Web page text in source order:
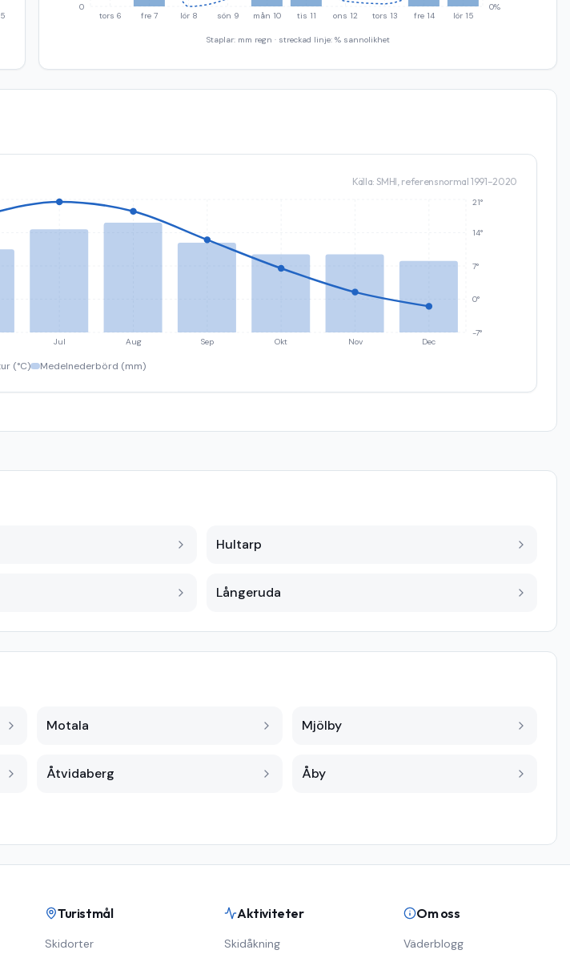
tors 6 fre 7 lör 8 sön 9 mån 10 tis 11 ons 12 tors 13 fre 14 lör 15
0 0%
Staplar: mm regn · streckad linje: % sannolikhet
Källa: SMHI, referensnormal 1991–2020
Jul Aug Sep Okt Nov Dec
-7°
0°
7°
14°
21°
(°C) Medelnederbörd (mm)
Hultarp
Långeruda
Motala Mjölby
Åtvidaberg Åby
Turistmål
Skidorter
Aktiviteter
Skidåkning
Om oss
Väderblogg